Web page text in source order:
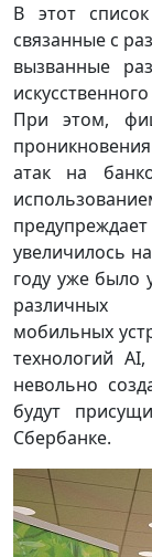
В этот
связанные с
вызванные
При этом,
атак на
увеличилось
году уже было
различных
мобильных
технологий
невольно
будут
Сбербанке.